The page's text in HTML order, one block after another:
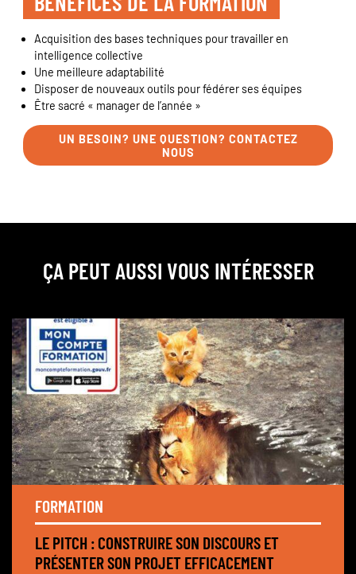
Acquisition des bases techniques pour travailler en
intelligence collective
Une meilleure adaptabilité
Disposer de nouveaux outils pour fédérer ses équipes
Être sacré « manager de l’année »
UN BESOIN? UNE QUESTION? CONTACTEZ
NOUS
ÇA PEUT AUSSI VOUS INTÉRESSER
FORMATION
LE PITCH : CONSTRUIRE SON DISCOURS ET
PRÉSENTER SON PROJET EFFICACEMENT